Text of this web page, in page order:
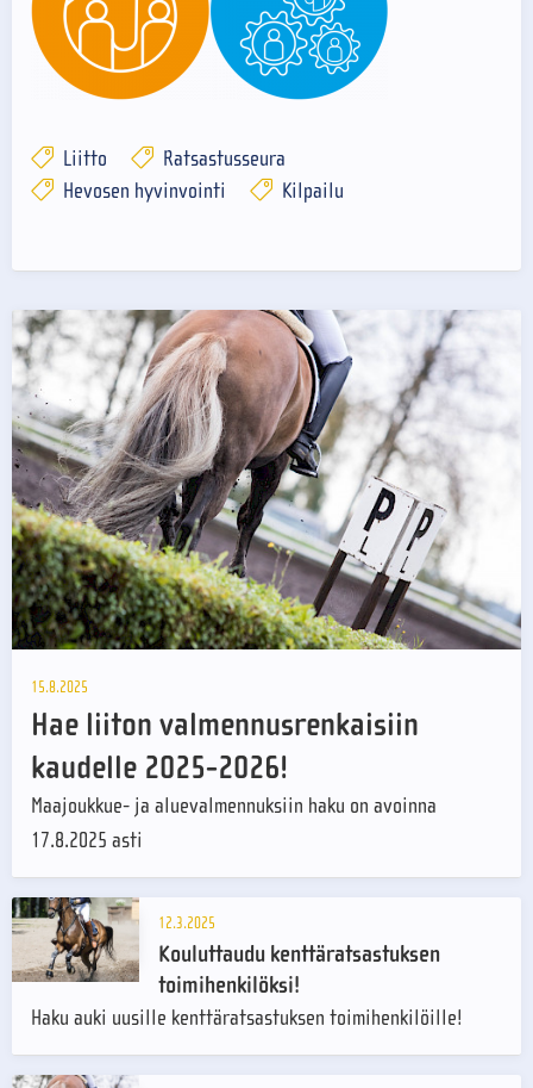
Liitto
Ratsastusseura
Hevosen hyvinvointi
Kilpailu
15.8.2025
Hae liiton valmennusrenkaisiin
kaudelle 2025-2026!
Maajoukkue- ja aluevalmennuksiin haku on avoinna
17.8.2025 asti
12.3.2025
Kouluttaudu kenttäratsastuksen
toimihenkilöksi!
Haku auki uusille kenttäratsastuksen toimihenkilöille!